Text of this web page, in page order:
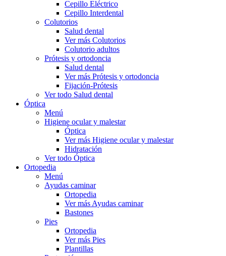
Cepillo Eléctrico
Cepillo Interdental
Colutorios
Salud dental
Ver más Colutorios
Colutorio adultos
Prótesis y ortodoncia
Salud dental
Ver más Prótesis y ortodoncia
Fijación-Prótesis
Ver todo Salud dental
Óptica
Menú
Higiene ocular y malestar
Óptica
Ver más Higiene ocular y malestar
Hidratación
Ver todo Óptica
Ortopedia
Menú
Ayudas caminar
Ortopedia
Ver más Ayudas caminar
Bastones
Pies
Ortopedia
Ver más Pies
Plantillas